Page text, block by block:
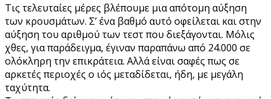
Τις τελευταίες μέρες βλέπουμε μια απότομη αύξηση
των κρουσμάτων. Σ’ ένα βαθμό αυτό οφείλεται και στην
αύξηση του αριθμού των τεστ που διεξάγονται. Μόλις
χθες, για παράδειγμα, έγιναν παραπάνω από 24.000 σε
ολόκληρη την επικράτεια. Αλλά είναι σαφές πως σε
αρκετές περιοχές ο ιός μεταδίδεται, ήδη, με μεγάλη
ταχύτητα.